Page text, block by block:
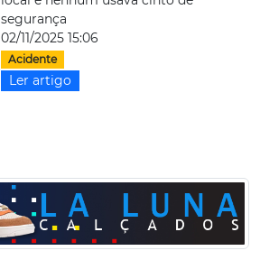
segurança
02/11/2025 15:06
Acidente
Ler artigo